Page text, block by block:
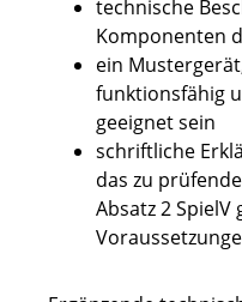
technische
Komponenten
ein
funktionsfähig
geeignet sein
schriftliche
das zu
Absatz 2 SpielV